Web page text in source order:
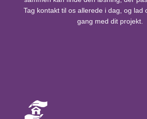
Tag kontakt til os allerede i dag, og lad
gang med dit projekt.